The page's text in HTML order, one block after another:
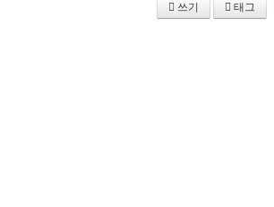
쓰기 태그